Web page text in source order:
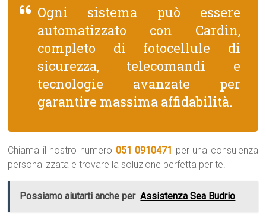
Ogni sistema può essere
automatizzato con Cardin,
completo di fotocellule di
sicurezza, telecomandi e
tecnologie avanzate per
garantire massima affidabilità.
Chiama il nostro numero 051 0910471 per una consulenza
personalizzata e trovare la soluzione perfetta per te.
Possiamo aiutarti anche per Assistenza Sea Budrio